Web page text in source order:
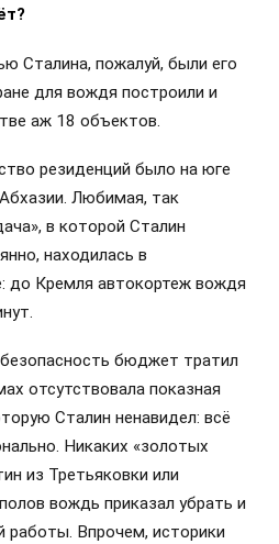
Сталина, пожалуй, были его
для вождя построили и
аж 18 объектов.
резиденций было на юге
Любимая, так
в которой Сталин
находилась в
до Кремля автокортеж вождя
бюджет тратил
отсутствовала показная
Сталин ненавидел: всё
Никаких «золотых
из Третьяковки или
вождь приказал убрать и
работы. Впрочем, историки